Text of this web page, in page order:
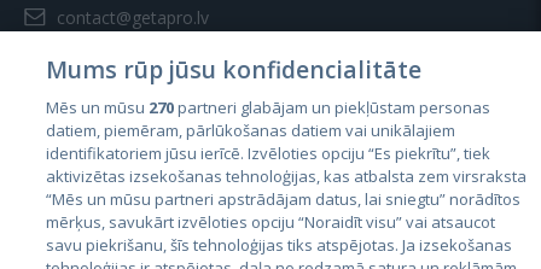
contact@getapro.lv
Страны
Эстония
Латвия
Mums rūp jūsu konfidencialitāte
Mēs un mūsu 270partneri glabājam un piekļūstam personas
datiem, piemēram, pārlūkošanas datiem vai unikālajiem
identifikatoriem jūsu ierīcē. Izvēloties opciju “Es piekrītu”, tiek
aktivizētas izsekošanas tehnoloģijas, kas atbalsta zem virsraksta
“Mēs un mūsu partneri apstrādājam datus, lai sniegtu” norādītos
mērķus, savukārt izvēloties opciju “Noraidīt visu” vai atsaucot
savu piekrišanu, šīs tehnoloģijas tiks atspējotas. Ja izsekošanas